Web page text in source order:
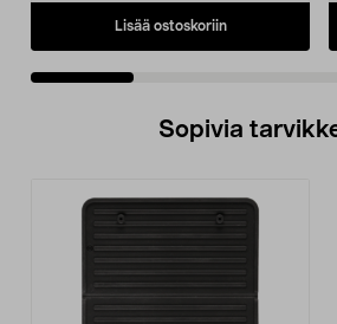
Lisää ostoskoriin
Sopivia